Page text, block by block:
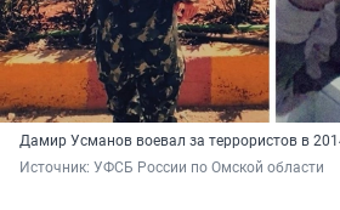
Дамир Усманов воевал за террористов в
Источник: УФСБ России по Омской области